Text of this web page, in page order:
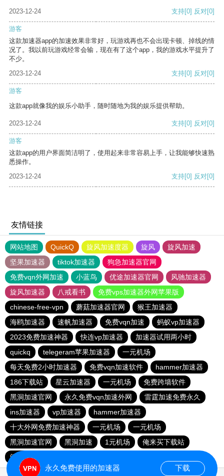
2023-12-24 支持[0] 反对[0]
游客
这款加速器app的加速效果非常好，玩游戏再也不会出现卡顿、掉线的情
况了。我以前玩游戏经常会输，现在有了这个app，我的游戏水平提升了
不少。
2023-12-24
支持[0] 反对[0]
游客
这款app就像我的娱乐小助手，随时随地为我的娱乐提供帮助。
2023-12-24 支持[0] 反对[0]
游客
这款app的用户界面简洁明了，使用起来非常容易上手，让我能够快速熟
悉操作。
2023-12-24
支持[0] 反对[0]
友情链接
网站地图 QuickQ 旋风加速度器 旋风
旋风加速
坚果加速器
tiktok加速器
狗急加速器官网
免费vqn外网加速
小蓝鸟 优途加速器官网
风驰加速器
旋风加速器
八戒看书
免费vps加速器外网苹果版
chinese-free-vpn
蘑菇加速器官网
猴王加速器
海鸥加速器
速帆加速器 免费vqn加速
蚂蚁vp加速器
2023免费加速神器
快连vp加速器
加速器试用两小时
quickq
telegeram苹果加速器
一元机场
每天免费2小时加速器
免费vqn加速软件
hammer加速器
186下载站
星云加速器 一元机场
免费跨墙软件
黑洞加速官网
永久免费vqn加速外网
雷霆加速免费永久
ins加速器
vp加速器
hammer加速器
十大外网免费加速神器
一元机场
一元机场
黑洞加速官网
黑洞加速 1元机场
俺来买下载站
闪电猫加速器
永久免费使用的加速器 下载